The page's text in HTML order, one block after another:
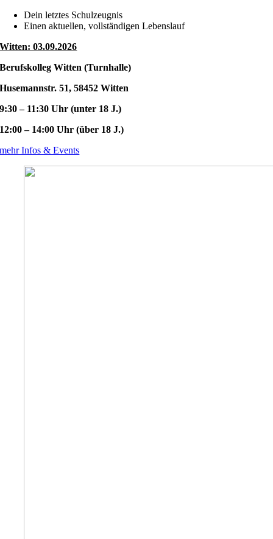
Dein letztes Schulzeugnis
Einen aktuellen, vollständigen Lebenslauf
Witten: 03.09.2026
Berufskolleg Witten (Turnhalle)
Husemannstr. 51, 58452 Witten
9:30 – 11:30 Uhr (unter 18 J.)
12:00 – 14:00 Uhr (über 18 J.)
mehr Infos & Events